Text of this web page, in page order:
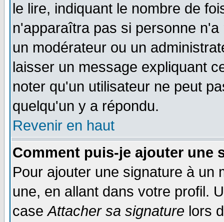
le lire, indiquant le nombre de
n'apparaîtra pas si personne
un modérateur ou un
laisser un message expliquant
noter qu'un utilisateur ne peut
quelqu'un y a répondu.
Revenir en haut
Comment puis-je ajouter une
Pour ajouter une signature à un
une, en allant dans votre profil.
caseAttacher sa signature lors